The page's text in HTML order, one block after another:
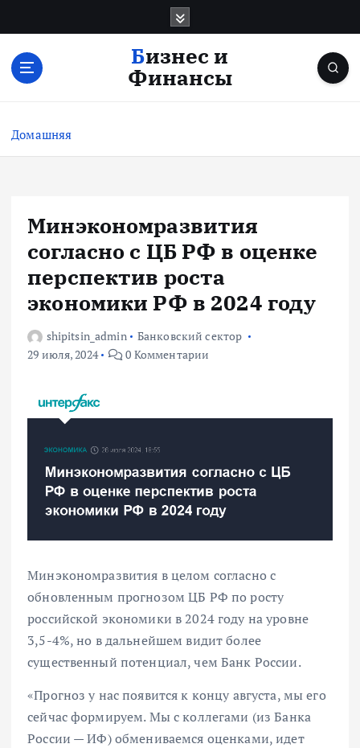
с
Бизнес и
Финансы
Домашняя
Минэкономразвития
согласно с ЦБ РФ в оценке
перспектив роста
экономики РФ в 2024 году
shipitsin_admin
Банковский сектор
29 июля, 2024
0 Комментарии
Минэкономразвития в целом согласно с
обновленным прогнозом ЦБ РФ по росту
российской экономики в 2024 году на уровне
3,5-4%, но в дальнейшем видит более
существенный потенциал, чем Банк России.
«Прогноз у нас появится к концу августа, мы его
сейчас формируем. Мы с коллегами (из Банка
России — ИФ) обмениваемся оценками, идет